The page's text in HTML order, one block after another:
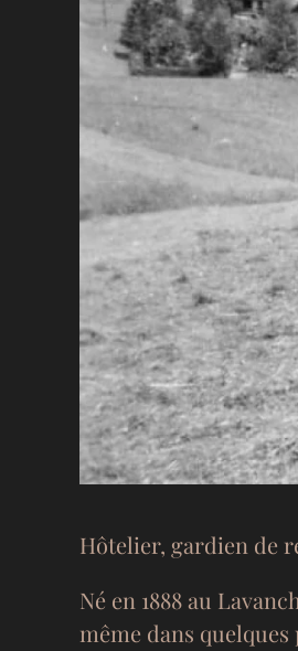
Hôtelier, gardien de
Né en 1888 au
même dans